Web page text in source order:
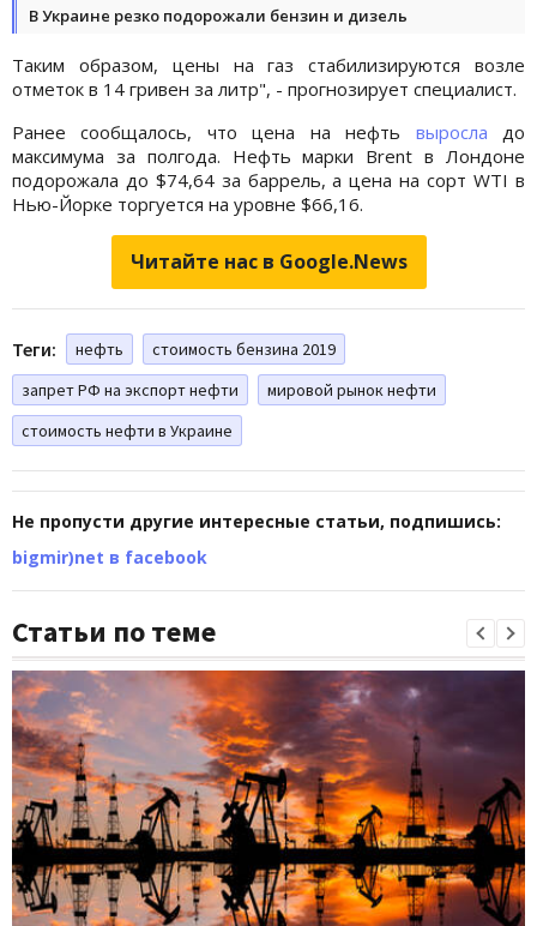
В Украине резко подорожали бензин и дизель
Таким образом, цены на газ стабилизируются возле
отметок в 14 гривен за литр", - прогнозирует специалист.
Ранее сообщалось, что цена на нефть выросла до
максимума за полгода. Нефть марки Brent в Лондоне
подорожала до $74,64 за баррель, а цена на сорт WTI в
Нью-Йорке торгуется на уровне $66,16.
Читайте нас в Google.News
Теги: нефть
стоимость бензина 2019
запрет РФ на экспорт нефти
мировой рынок нефти
стоимость нефти в Украине
Не пропусти другие интересные статьи, подпишись:
bigmir)net в facebook
Статьи по теме